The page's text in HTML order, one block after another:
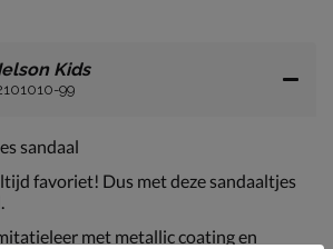
Kids
99
sandaal
favoriet! Dus met deze sandaaltjes
met metallic coating en